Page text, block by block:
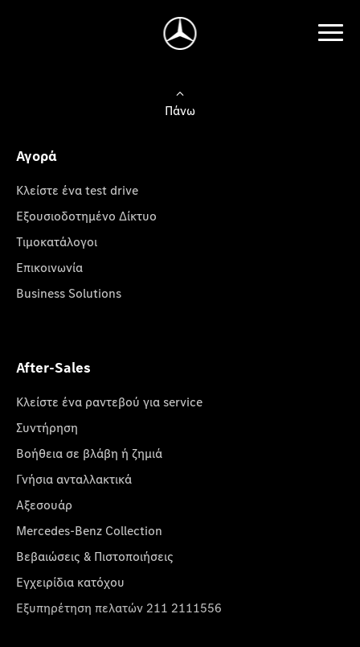
Πάνω
Αγορά
Κλείστε ένα test drive
Εξουσιοδοτημένο Δίκτυο
Τιμοκατάλογοι
Επικοινωνία
Business Solutions
After-Sales
Κλείστε ένα ραντεβού για service
Συντήρηση
Βοήθεια σε βλάβη ή ζημιά
Γνήσια ανταλλακτικά
Αξεσουάρ
Mercedes-Benz Collection
Βεβαιώσεις & Πιστοποιήσεις
Εγχειρίδια κατόχου
Εξυπηρέτηση πελατών 211 2111556